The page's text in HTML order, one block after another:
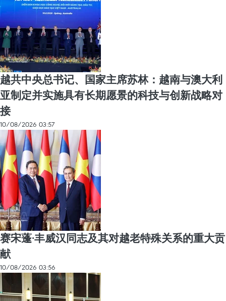
越共中央总书记、国家主席苏林：越南与澳大利
亚制定并实施具有长期愿景的科技与创新战略对
接
10/08/2026 03:57
赛宋蓬·丰威汉同志及其对越老特殊关系的重大贡
献
10/08/2026 03:56